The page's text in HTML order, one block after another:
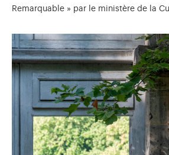
Remarquable » par le ministère de la